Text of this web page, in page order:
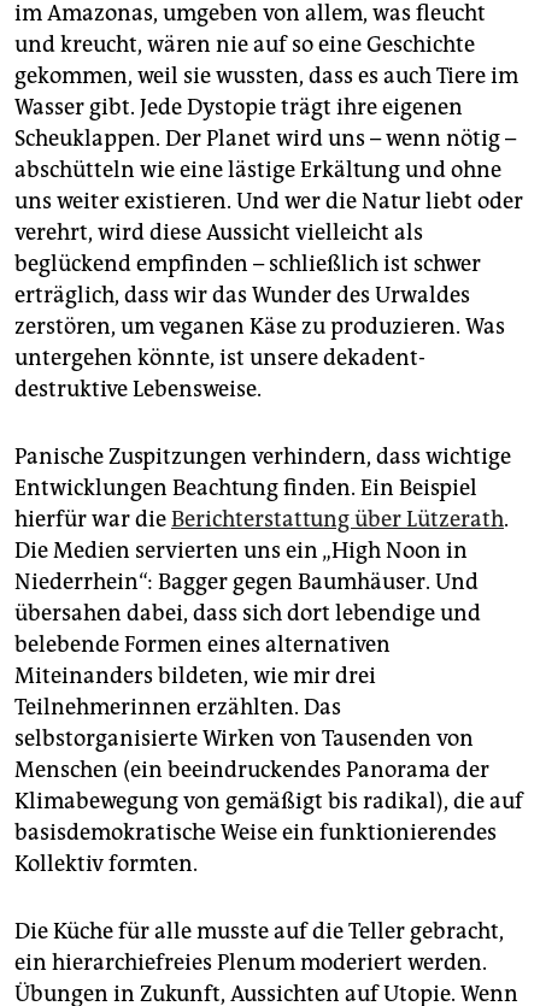
im Amazonas, umgeben von allem, was fleucht
und kreucht, wären nie auf so eine Geschichte
gekommen, weil sie wussten, dass es auch Tiere im
Wasser gibt. Jede Dystopie trägt ihre eigenen
Scheuklappen. Der Planet wird uns – wenn nötig –
abschütteln wie eine lästige Erkältung und ohne
uns weiter existieren. Und wer die Natur liebt oder
verehrt, wird diese Aussicht vielleicht als
beglückend empfinden – schließlich ist schwer
erträglich, dass wir das Wunder des Urwaldes
zerstören, um veganen Käse zu produzieren. Was
untergehen könnte, ist unsere dekadent-
destruktive Lebensweise.
Panische Zuspitzungen verhindern, dass wichtige
Entwicklungen Beachtung finden. Ein Beispiel
hierfür war dieBerichterstattung über Lützerath.
Die Medien servierten uns ein „High Noon in
Niederrhein“: Bagger gegen Baumhäuser. Und
übersahen dabei, dass sich dort lebendige und
belebende Formen eines alternativen
Miteinanders bildeten, wie mir drei
Teilnehmerinnen erzählten. Das
selbstorganisierte Wirken von Tausenden von
Menschen (ein beeindruckendes Panorama der
Klimabewegung von gemäßigt bis radikal), die auf
basisdemokratische Weise ein funktionierendes
Kollektiv formten.
Die Küche für alle musste auf die Teller gebracht,
ein hierarchiefreies Plenum moderiert werden.
Übungen in Zukunft, Aussichten auf Utopie. Wenn